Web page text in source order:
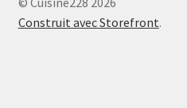
Construit avec Storefront.